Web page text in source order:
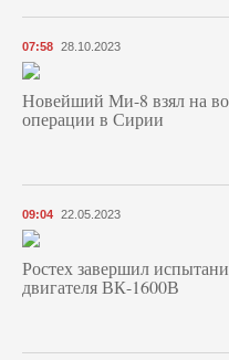
07:58 28.10.2023
Новейший Ми-8 взял на
операции в Сирии
09:04 22.05.2023
Ростех завершил
двигателя ВК-1600В